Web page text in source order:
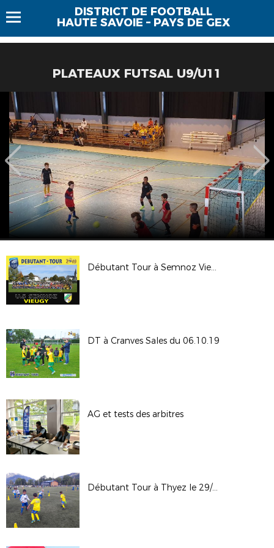
DISTRICT DE FOOTBALL
HAUTE SAVOIE – PAYS DE GEX
PLATEAUX FUTSAL U9/U11
Débutant Tour à Semnoz Vieugy le 12/10/19
DT à Cranves Sales du 06.10.19
AG et tests des arbitres
Débutant Tour à Thyez le 29/09/19